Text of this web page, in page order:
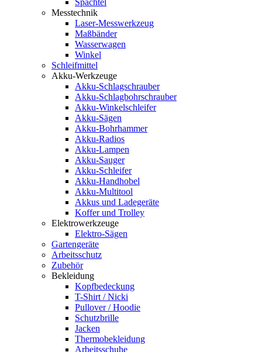
Spachtel
Messtechnik
Laser-Messwerkzeug
Maßbänder
Wasserwagen
Winkel
Schleifmittel
Akku-Werkzeuge
Akku-Schlagschrauber
Akku-Schlagbohrschrauber
Akku-Winkelschleifer
Akku-Sägen
Akku-Bohrhammer
Akku-Radios
Akku-Lampen
Akku-Sauger
Akku-Schleifer
Akku-Handhobel
Akku-Multitool
Akkus und Ladegeräte
Koffer und Trolley
Elektrowerkzeuge
Elektro-Sägen
Gartengeräte
Arbeitsschutz
Zubehör
Bekleidung
Kopfbedeckung
T-Shirt / Nicki
Pullover / Hoodie
Schutzbrille
Jacken
Thermobekleidung
Arbeitsschuhe